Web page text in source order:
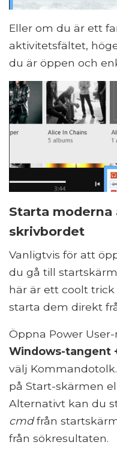
Eller om du är ett
aktivitetsfältet,
du är öppen och
Starta moderna
skrivbordet
Vanligtvis för att
du gå till
här är ett coolt
starta dem direkt
Öppna Power
Windows-tangent
välj
på Start-skärmen
Alternativt kan du
cmdfrån
från sökresultaten.